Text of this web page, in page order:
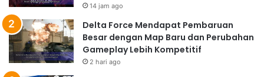
14 jam ago
Delta Force Mendapat Pembaruan
Besar dengan Map Baru dan Perubahan
Gameplay Lebih Kompetitif
2 hari ago